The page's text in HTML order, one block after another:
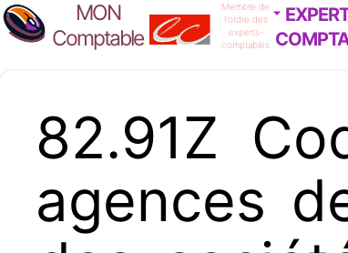
MON
Comptable
Membre de
l'ordre des
experts-
comptables
82.91Z
agences